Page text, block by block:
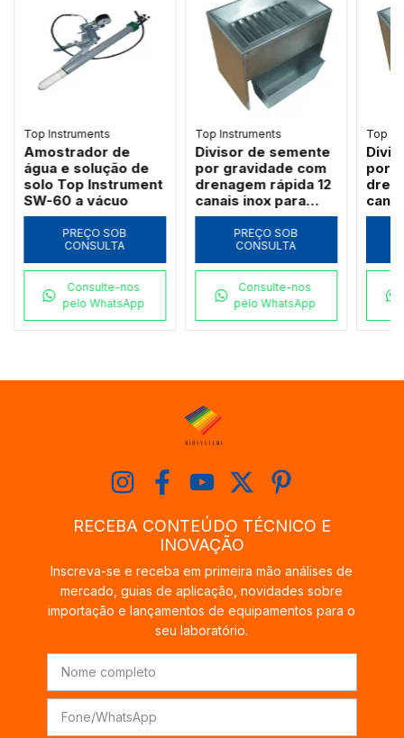
Top Instruments
Amostrador de
água e solução de
solo Top Instrument
SW-60 a vácuo
PREÇO SOB
CONSULTA
Consulte-nos
pelo WhatsApp
Top Instruments
Divisor de semente
por gravidade com
drenagem rápida 12
canais inox para
sementes grandes -
HGG-IIPREÇO SOB
CONSULTA
Consulte-nos
pelo WhatsApp
Top
por
RECEBA CONTEÚDO TÉCNICO E
INOVAÇÃO
Inscreva-se e receba em primeira mão análises de
mercado, guias de aplicação, novidades sobre
importação e lançamentos de equipamentos para o
seu laboratório.